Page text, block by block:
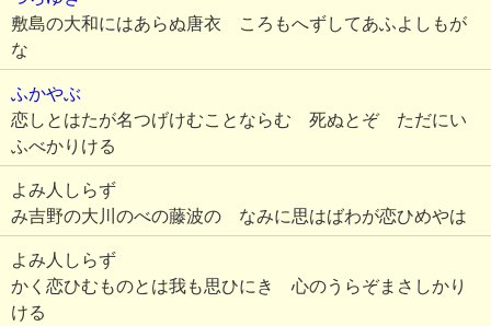
敷島の大和にはあらぬ唐衣 ころもへずしてあふよしもが
な
ふかやぶ
恋しとはたが名つげけむことならむ 死ぬとぞ ただにい
ふべかりける
よみ人しらず
み吉野の大川のべの藤波の なみに思はばわが恋ひめやは
よみ人しらず
かく恋ひむものとは我も思ひにき 心のうらぞまさしかり
ける